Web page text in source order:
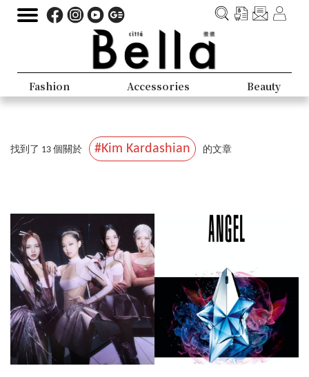
Fashion Accessories Beauty
找到了 13 個關於 #Kim Kardashian 的文章